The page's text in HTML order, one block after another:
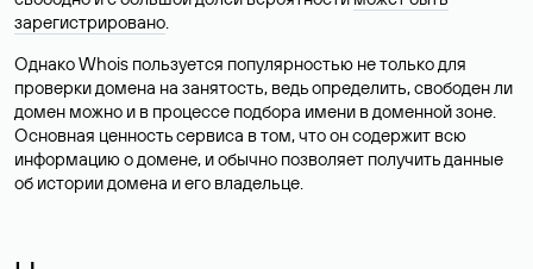
зарегистрировано.
Однако Whois пользуется популярностью не только для
проверки домена на занятость, ведь определить, свободен ли
домен можно и в процессе подбора имени в доменной зоне.
Основная ценность сервиса в том, что он содержит всю
информацию о домене, и обычно позволяет получить данные
об истории домена и его владельце.